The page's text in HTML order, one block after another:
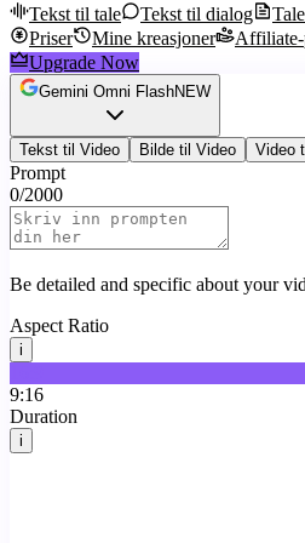
Tekst til tale Tekst til dialog
Priser
Mine kreasjoner Affiliate-
Upgrade Now
Gemini Omni FlashNEW
Tekst til Video Bilde til Video Video
Prompt
0/2000
Be detailed and specific about your
Aspect Ratio
i
9:16
Duration
i